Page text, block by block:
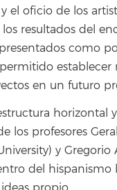
el oficio de los
resultados del
como
establecer
en un futuro
horizontal
profesores
y Gregorio
del